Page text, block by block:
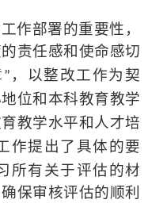
作部署的重要性，
责任感和使命感切
” ，以整改工作为契
位和本科教育教学
教学水平和人才培
作提出了 具体的要
所有关于评估的材
保审核评估的顺利